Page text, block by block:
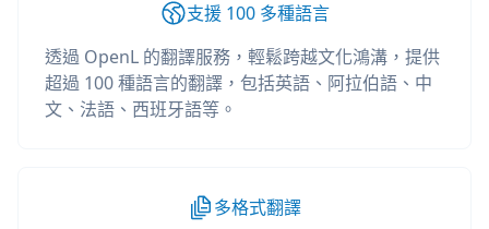
支援 100 多種語言
透過 OpenL 的翻譯服務，輕鬆跨越文化鴻溝，提供
超過 100 種語言的翻譯，包括英語、阿拉伯語、中
文、法語、西班牙語等。
多格式翻譯